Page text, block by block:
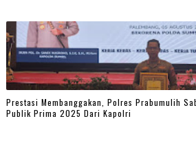
Prestasi Membanggakan, Polres Prabumulih
Publik Prima 2025 Dari Kapolri